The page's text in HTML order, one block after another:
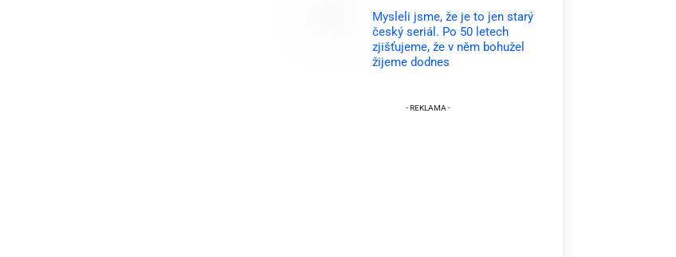
Mysleli jsme, že je to jen starý
český seriál. Po 50 letech
zjišťujeme, že v něm bohužel
žijeme dodnes